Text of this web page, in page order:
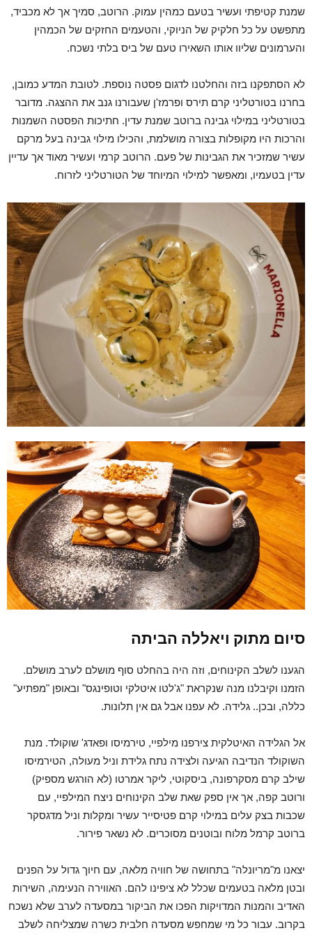
שמנת קטיפתי ועשיר בטעם כמהין עמוק. הרוטב, סמיך אך לא מכביד,
מתפשט על כל חלקיק של הניוקי, והטעמים החזקים של הכמהין
והערמונים שליוו אותו השאירו טעם של ביס בלתי נשכח.
לא הסתפקנו בזה והחלטנו לדגום פסטה נוספת. לטובת המדע כמובן,
בחרנו בטורטליני קרם תירס ופרמז'ן שעבורנו גנב את ההצגה. מדובר
בטורטליני במילוי גבינה ברוטב שמנת עדין. חתיכות הפסטה השמנות
והרכות היו מקופלות בצורה מושלמת, והכילו מילוי גבינה בעל מרקם
עשיר שמזכיר את הגבינות של פעם. הרוטב קרמי ועשיר מאוד אך עדיין
עדין בטעמיו, ומאפשר למילוי המיוחד של הטורטליני לזרוח.
סיום מתוק ויאללה הביתה
הגענו לשלב הקינוחים, וזה היה בהחלט סוף מושלם לערב מושלם.
הזמנו וקיבלנו מנה שנקראת "ג'לטו איטלקי וטופינגס" ובאופן "מפתיע"
כללה, ובכן.. גלידה. לא עפנו אבל גם אין תלונות.
אל הגלידה האיטלקית צירפנו מילפיי, טירמיסו ופאדג' שוקולד. מנת
השוקולד הנדיבה הגיעה ולצידה נתח גלידת וניל מעולה, הטירמיסו
שילב קרם מסקרפונה, ביסקוטי, ליקר אמרטו (לא הורגש מספיק)
ורוטב קפה, אך אין ספק שאת שלב הקינוחים ניצח המילפיי, עם
שכבות בצק עלים במילוי קרם פטיסייר עשיר ומקלות וניל מדגסקר
ברוטב קרמל מלוח ובוטנים מסוכרים. לא נשאר פירור.
יצאנו מ"מריונלה" בתחושה של חוויה מלאה, עם חיוך גדול על הפנים
ובטן מלאה בטעמים שכלל לא ציפינו להם. האווירה הנעימה, השירות
האדיב והמנות המדויקות הפכו את הביקור במסעדה לערב שלא נשכח
בקרוב. עבור כל מי שמחפש מסעדה חלבית כשרה שמצליחה לשלב